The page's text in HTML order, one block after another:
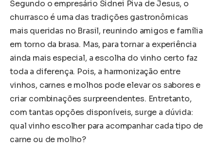
Segundo o empresário Sidnei Piva de Jesus, o
churrasco é uma das tradições gastronômicas
mais queridas no Brasil, reunindo amigos e família
em torno da brasa. Mas, para tornar a experiência
ainda mais especial, a escolha do vinho certo faz
toda a diferença. Pois, a harmonização entre
vinhos, carnes e molhos pode elevar os sabores e
criar combinações surpreendentes. Entretanto,
com tantas opções disponíveis, surge a dúvida:
qual vinho escolher para acompanhar cada tipo de
carne ou de molho?